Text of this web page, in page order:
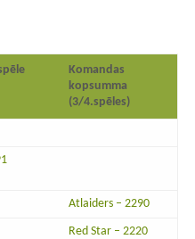
Komandas
kopsumma
(3/4.spēles)
Atlaiders – 2290
Red Star – 2220